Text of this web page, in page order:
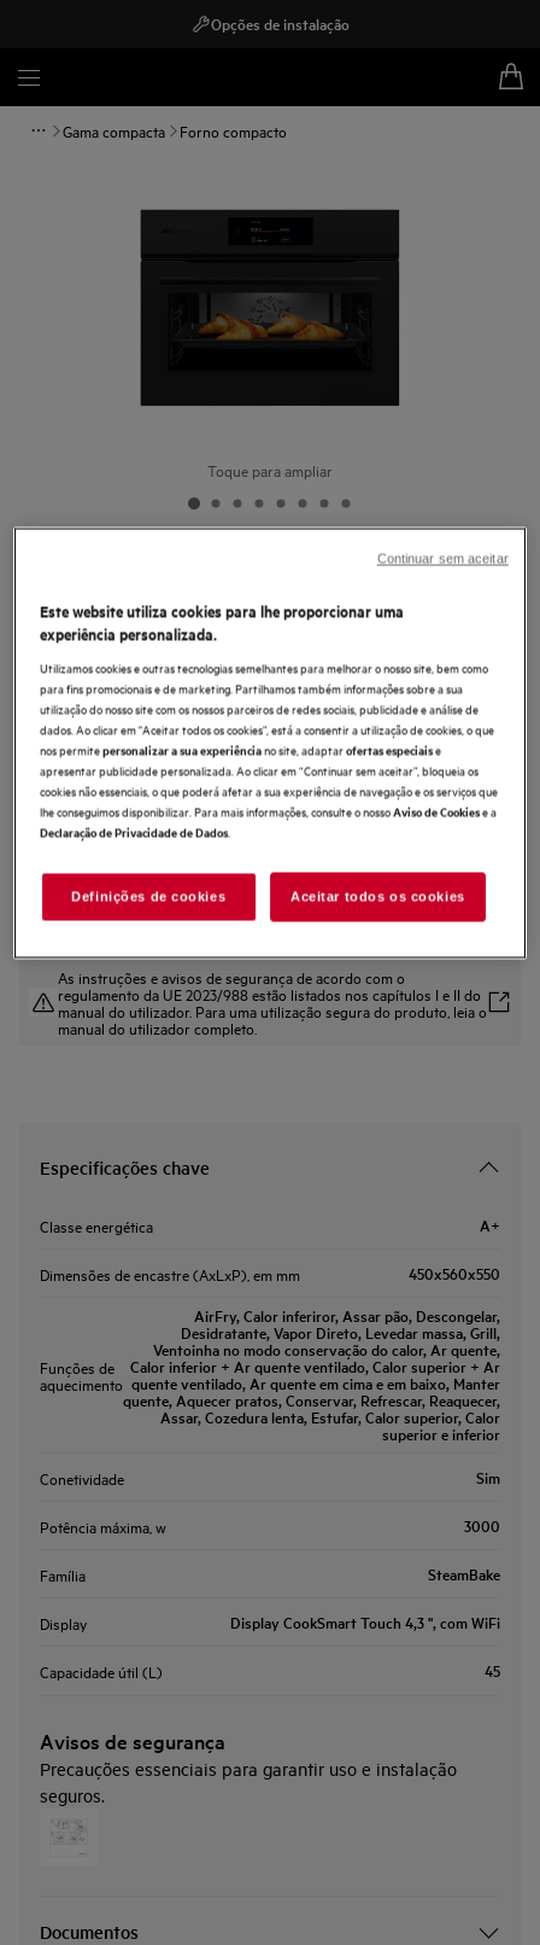
Opções de instalação
Gama compacta Forno compacto
Toque para ampliar
Forno compacto Série 7000
MealAssist com SteamBake com
Display CookSmart Touch 4,3 '', com
WiFi
4.7 (185)
Ficha de informação do produto
Benefícios
Forno 7000 MealAssist com SteamBake para cozinhar de forma uniforme.
SteamBake usa vapor para alcançar os melhores resultados de cozedura.
As instruções e avisos de segurança de acordo com o
regulamento da UE 2023/988 estão listados nos capítulos I e II do
manual do utilizador. Para uma utilização segura do produto, leia o
manual do utilizador completo.
Especificações chave
Classe energética A+
Dimensões de encastre (AxLxP), em mm 450x560x550
Funções de
aquecimento
AirFry, Calor inferiror, Assar pão, Descongelar,
Desidratante, Vapor Direto, Levedar massa, Grill,
Ventoinha no modo conservação do calor, Ar quente,
Calor inferior + Ar quente ventilado, Calor superior + Ar
quente ventilado, Ar quente em cima e em baixo, Manter
quente, Aquecer pratos, Conservar, Refrescar, Reaquecer,
Assar, Cozedura lenta, Estufar, Calor superior, Calor
superior e inferior
Conetividade Sim
Potência máxima, w 3000
Família SteamBake
Display Display CookSmart Touch 4,3 '', com WiFi
Capacidade útil (L) 45
Avisos de segurança
Precauções essenciais para garantir uso e instalação
seguros.
Documentos
Este website utiliza cookies para lhe proporcionar uma
experiência personalizada.
Utilizamos cookies e outras tecnologias semelhantes para melhorar o nosso site, bem como
para fins promocionais e de marketing. Partilhamos também informações sobre a sua
utilização do nosso site com os nossos parceiros de redes sociais, publicidade e análise de
dados. Ao clicar em "Aceitar todos os cookies”, está a consentir a utilização de cookies, o que
nos permitepersonalizar a sua experiênciano site, adaptarofertas especiaise
apresentar publicidade personalizada. Ao clicar em “Continuar sem aceitar”, bloqueia os
cookies não essenciais, o que poderá afetar a sua experiência de navegação e os serviços que
lhe conseguimos disponibilizar. Para mais informações, consulte o nossoAviso de Cookiese a
Declaração de Privacidade de Dados.
Definições de cookies Aceitar todos os cookies
Continuar sem aceitar